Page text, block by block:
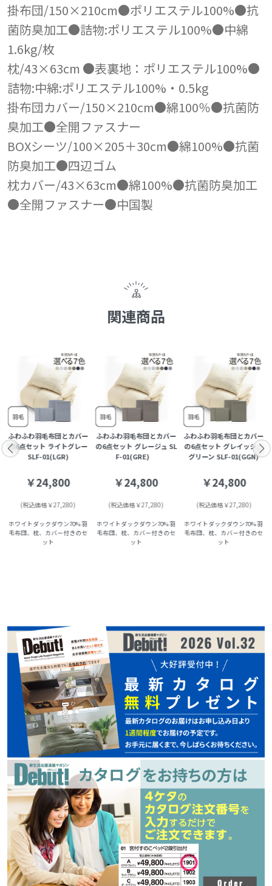
掛布団/150×210cm●ポリエステル100%●抗
菌防臭加工●詰物:ポリエステル100%●中綿
1.6kg/枚
枕/43×63cm ●表裏地：ポリエステル100%●
詰物:中綿:ポリエステル100%・0.5kg
掛布団カバー/150×210cm●綿100％●抗菌防
臭加工●全開ファスナー
BOXシーツ/100×205＋30cm●綿100%●抗菌
防臭加工●四辺ゴム
枕カバー/43×63cm●綿100%●抗菌防臭加工
●全開ファスナー●中国製
関連商品
ふわふわ羽毛布団とカバー
の6点セット ライトグレー
SLF-01(LGR)
￥24,800
(税込価格￥27,280)
ホワイトダックダウン70% 羽
毛布団、枕、カバー付きのセ
ット
ふわふわ羽毛布団とカバー
の6点セット グレージュ SL
F-01(GRE)
￥24,800
(税込価格￥27,280)
ホワイトダックダウン70% 羽
毛布団、枕、カバー付きのセ
ット
ふわふわ羽毛布団とカバー
の6点セット グレイッシュ
グリーン SLF-01(GGN)
￥24,800
(税込価格￥27,280)
ホワイトダックダウン70% 羽
毛布団、枕、カバー付きのセ
ット